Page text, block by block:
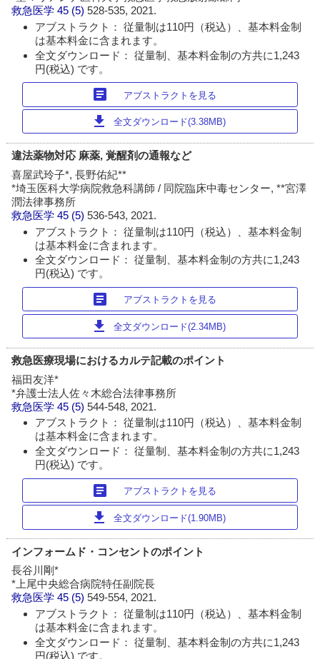
救急医学 45 (5)528-535, 2021.
アブストラクト： 従量制は110円（税込）、基本料金制
は基本料金に含まれます。
全文ダウンロード： 従量制、基本料金制の方共に1,243
円(税込) です。
article アブストラクトを見る
download 全文ダウンロード(3.38MB)
違法薬物対応 麻薬, 覚醒剤の通報など
喜屋武玲子*, 長野佑紀**
*埼玉医科大学病院救急科講師 / 同院臨床中毒センター, **宮澤
潤法律事務所
救急医学 45 (5)536-543, 2021.
アブストラクト： 従量制は110円（税込）、基本料金制
は基本料金に含まれます。
全文ダウンロード： 従量制、基本料金制の方共に1,243
円(税込) です。
article アブストラクトを見る
download 全文ダウンロード(2.34MB)
救急医療現場におけるカルテ記載のポイント
福田友洋*
*弁護士法人佐々木総合法律事務所
救急医学 45 (5)544-548, 2021.
アブストラクト： 従量制は110円（税込）、基本料金制
は基本料金に含まれます。
全文ダウンロード： 従量制、基本料金制の方共に1,243
円(税込) です。
article アブストラクトを見る
download 全文ダウンロード(1.90MB)
インフォームド・コンセントのポイント
長谷川剛*
*上尾中央総合病院特任副院長
救急医学 45 (5)549-554, 2021.
アブストラクト： 従量制は110円（税込）、基本料金制
は基本料金に含まれます。
全文ダウンロード： 従量制、基本料金制の方共に1,243
円(税込) です。